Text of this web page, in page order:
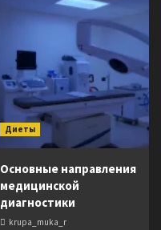
Диеты
Основные направления
медицинской
диагностики
krupa_muka_r